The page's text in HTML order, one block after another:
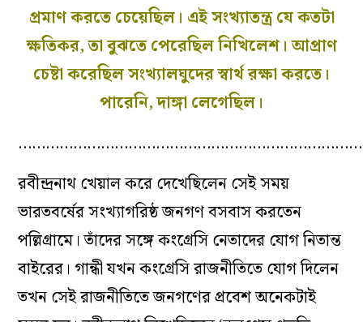
প্রমাণ করতে চেয়েছিল। এই সংখ্যাতন্ত্র যে কতটা
ক্ষতিকর, তা বুঝতে পেরেছিল নিখিলেশ। আপ্রাণ
চেষ্টা করেছিল সংখ্যালঘুদের স্বার্থ রক্ষা করতে।
পারেনি, দাঙ্গা লেগেছিল।
রবীন্দ্রনাথ খেয়াল করে দেখেছিলেন সেই সময়
ভারতবর্ষের সংখ্যাগরিষ্ঠ জনগণ বসবাস করতেন
পল্লিগ্রামে। তাঁদের সঙ্গে কংগ্রেসি নেতাদের যোগ নিতান্ত
বাইরের। গান্ধী যখন কংগ্রেসি রাজনীতিতে যোগ দিলেন
তখন সেই রাজনীতিতে জনগণের প্রবেশ অনেকটাই